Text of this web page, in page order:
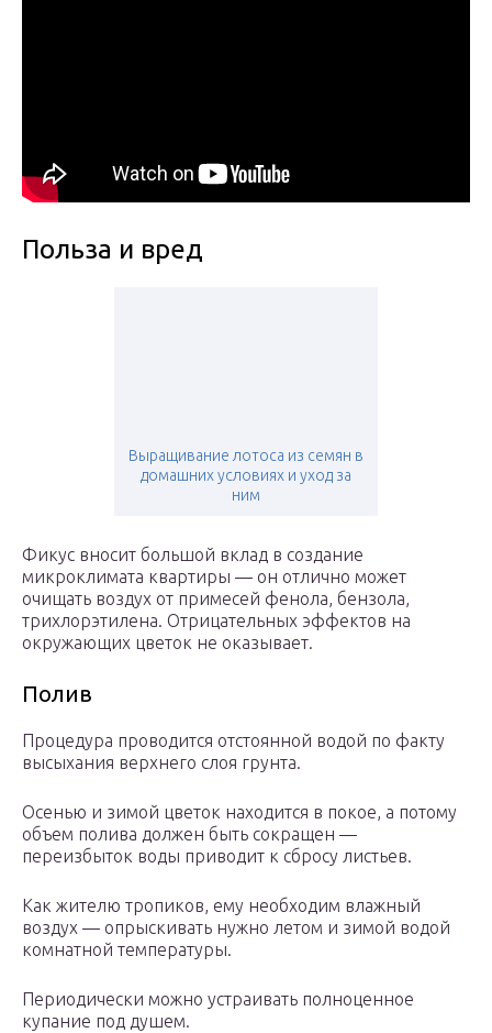
Польза и вред
Выращивание лотоса из семян в
домашних условиях и уход за
ним
Фикус вносит большой вклад в создание
микроклимата квартиры — он отлично может
очищать воздух от примесей фенола, бензола,
трихлорэтилена. Отрицательных эффектов на
окружающих цветок не оказывает.
Полив
Процедура проводится отстоянной водой по факту
высыхания верхнего слоя грунта.
Осенью и зимой цветок находится в покое, а потому
объем полива должен быть сокращен —
переизбыток воды приводит к сбросу листьев.
Как жителю тропиков, ему необходим влажный
воздух — опрыскивать нужно летом и зимой водой
комнатной температуры.
Периодически можно устраивать полноценное
купание под душем.